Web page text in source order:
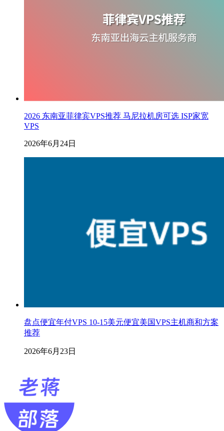
2026 东南亚菲律宾VPS推荐 马尼拉机房可选 ISP家宽
VPS
2026年6月24日
盘点便宜年付VPS 10-15美元便宜美国VPS主机商和方案
推荐
2026年6月23日